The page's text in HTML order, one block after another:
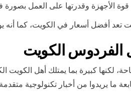
الأجهزة وقدرتها على العمل بصورة
أفضل أسعار في الكويت، كما أنه
الفردوس الكويت
لكنها كبيرة بما يمتلك أهل الكويت
ما يريدوا من أخبار تكنولوجية